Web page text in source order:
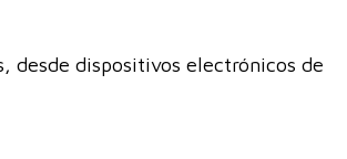
desde dispositivos electrónicos de